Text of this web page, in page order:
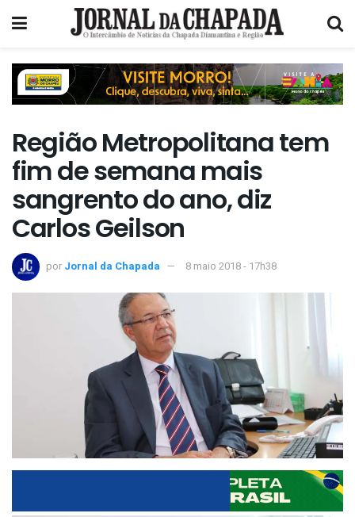
Região Metropolitana tem
fim de semana mais
sangrento do ano, diz
Carlos Geilson
por Jornal da Chapada 8 maio 2018 - 17h38